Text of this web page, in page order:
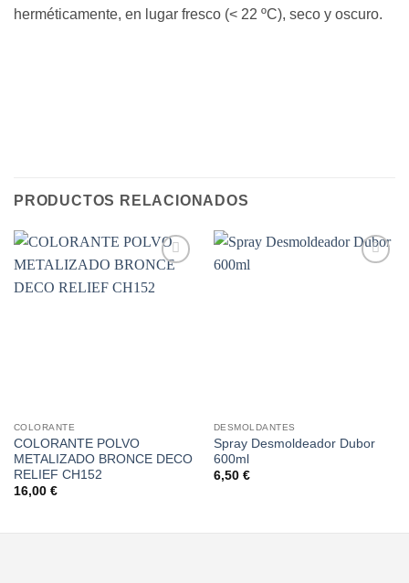
herméticamente, en lugar fresco (< 22 ºC), seco y oscuro.
PRODUCTOS RELACIONADOS
COLORANTE
COLORANTE POLVO
METALIZADO BRONCE DECO
RELIEF CH152
16,00 €
DESMOLDANTES
Spray Desmoldeador Dubor
600ml
6,50 €